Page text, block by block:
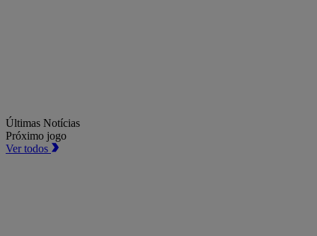
Últimas Notícias
Próximo jogo
Ver todos